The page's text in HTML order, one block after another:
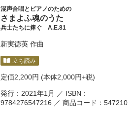
混声合唱とピアノのための
さまよふ魂のうた
兵士たちに捧ぐ A.E.81
新実徳英 作曲
立ち読み
定価2,200円 (本体2,000円+税)
発行：2021年1月 ／ ISBN：
9784276547216 ／ 商品コード：547210